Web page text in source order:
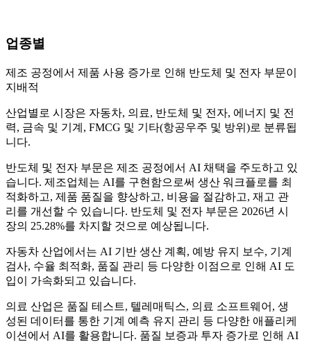
업종별
제조 공정에서 제품 사용 증가로 인해 반도체 및 전자 부문이
지배적
산업별로 시장은 자동차, 의료, 반도체 및 전자, 에너지 및 전
력, 금속 및 기계, FMCG 및 기타(항공우주 및 방위)로 분류됩
니다.
반도체 및 전자 부문은 제조 공정에서 AI 채택을 주도하고 있
습니다. 제조업체는 AI를 구현함으로써 생산 워크플로를 최
적화하고, 제품 품질을 향상하고, 비용을 절감하고, 재고 관
리를 개선할 수 있습니다. 반도체 및 전자 부문은 2026년 시
장의 25.28%를 차지할 것으로 예상됩니다.
자동차 산업에서는 AI 기반 생산 계획, 예방 유지 보수, 기계
검사, 수율 최적화, 품질 관리 등 다양한 이점으로 인해 AI 도
입이 가속화되고 있습니다.
의료 산업은 품질 테스트, 텔레매틱스, 의료 소프트웨어, 생
성된 데이터를 통한 기계 예측 유지 관리 등 다양한 애플리케
이션에서 AI를 활용합니다. 품질 보증과 투자 증가로 인해 AI